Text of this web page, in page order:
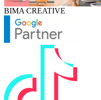
BIMA CREATIVE